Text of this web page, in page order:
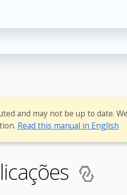
and may not be up to date.
Read this manual in English